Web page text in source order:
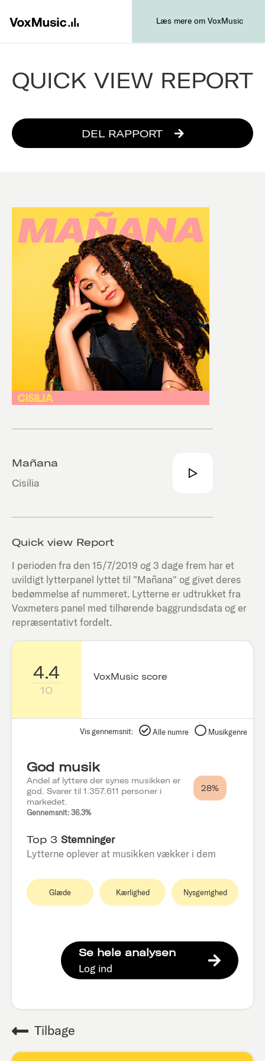
Læs mere om VoxMusic
QUICK VIEW REPORT
DEL RAPPORT
Mañana
Cisilia
Quick view Report
I perioden fra den15/7/2019 og 3 dage frem har et
uvildigt lytterpanel lyttet til "Mañana" og givet deres
bedømmelse af nummeret. Lytterne er udtrukket fra
Voxmeters panel med tilhørende baggrundsdata og er
repræsentativt fordelt.
4.4
10
VoxMusic score
Vis gennemsnit: Alle numre Musikgenre
God musik
Andel af lyttere der synes musikken er
god. Svarer til 1.357.611 personer i
markedet.
Gennemsnit: 36.3%
28%
Top 3 Stemninger
Lytterne oplever at musikken vækker i dem
Glæde Kærlighed Nysgerrighed
Se hele analysen
Log ind
Tilbage